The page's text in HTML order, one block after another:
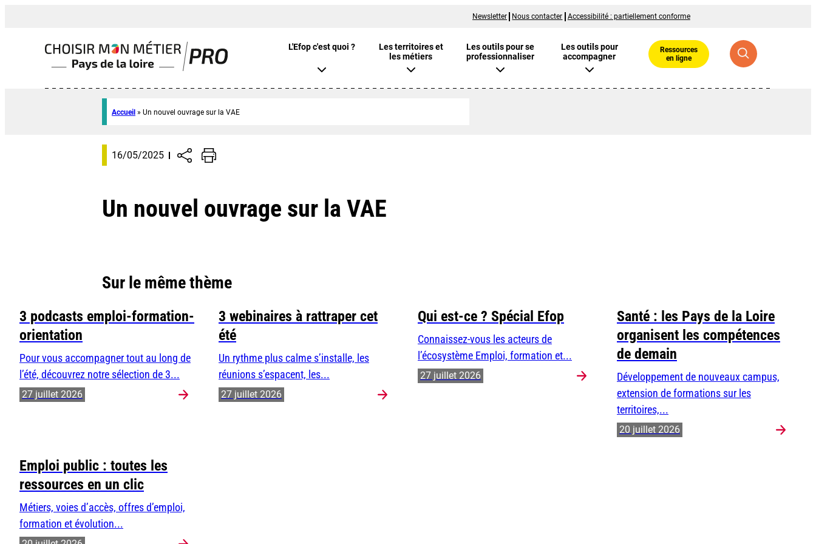
Newsletter Nous contacter Accessibilité : partiellement conforme
L'Efop c'est quoi ?
Les territoires et
les métiers
Les outils pour se
professionnaliser
Les outils pour
accompagner
Ressources
en ligne
Accueil » Un nouvel ouvrage sur la VAE
16/05/2025
Un nouvel ouvrage sur la VAE
Sur le même thème
3 podcasts emploi-formation-
orientation
Pour vous accompagner tout au long de
l’été, découvrez notre sélection de 3...
27 juillet 2026
3 webinaires à rattraper cet
été
Un rythme plus calme s’installe, les
réunions s’espacent, les...
27 juillet 2026
Qui est-ce ? Spécial Efop
Connaissez-vous les acteurs de
l’écosystème Emploi, formation et...
27 juillet 2026
Santé : les Pays de la Loire
organisent les compétences
de demain
Développement de nouveaux campus,
extension de formations sur les
territoires,...
20 juillet 2026
Emploi public : toutes les
ressources en un clic
Métiers, voies d’accès, offres d’emploi,
formation et évolution...